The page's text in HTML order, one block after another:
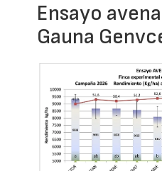
Ensayo
Gauna